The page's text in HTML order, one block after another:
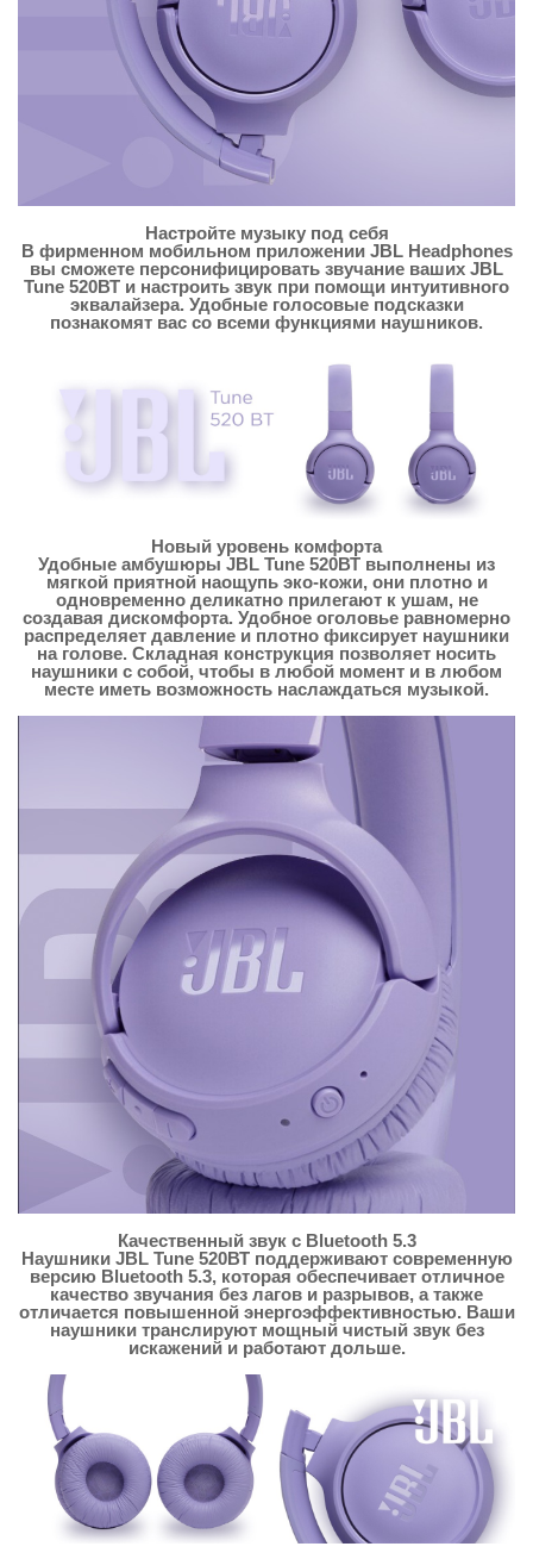
Настройте музыку под себя
В фирменном мобильном приложении JBL Headphones
вы сможете персонифицировать звучание ваших JBL
Tune 520ВТ и настроить звук при помощи интуитивного
эквалайзера. Удобные голосовые подсказки
познакомят вас со всеми функциями наушников.
Новый уровень комфорта
Удобные амбушюры JBL Tune 520ВТ выполнены из
мягкой приятной наощупь эко-кожи, они плотно и
одновременно деликатно прилегают к ушам, не
создавая дискомфорта. Удобное оголовье равномерно
распределяет давление и плотно фиксирует наушники
на голове. Складная конструкция позволяет носить
наушники с собой, чтобы в любой момент и в любом
месте иметь возможность наслаждаться музыкой.
Качественный звук с Bluetooth 5.3
Наушники JBL Tune 520ВТ поддерживают современную
версию Bluetooth 5.3, которая обеспечивает отличное
качество звучания без лагов и разрывов, а также
отличается повышенной энергоэффективностью. Ваши
наушники транслируют мощный чистый звук без
искажений и работают дольше.